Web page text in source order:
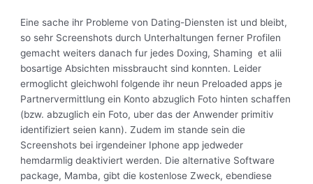
Eine sache ihr Probleme von Dating-Diensten ist und bleibt,
so sehr Screenshots durch Unterhaltungen ferner Profilen
gemacht weiters danach fur jedes Doxing, Shaming et alii
bosartige Absichten missbraucht sind konnten. Leider
ermoglicht gleichwohl folgende ihr neun Preloaded apps je
Partnervermittlung ein Konto abzuglich Foto hinten schaffen
(bzw. abzuglich ein Foto, uber das der Anwender primitiv
identifiziert seien kann). Zudem im stande sein die
Screenshots bei irgendeiner Iphone app jedweder
hemdarmlig deaktiviert werden. Die alternative Software
package, Mamba, gibt die kostenlose Zweck, ebendiese